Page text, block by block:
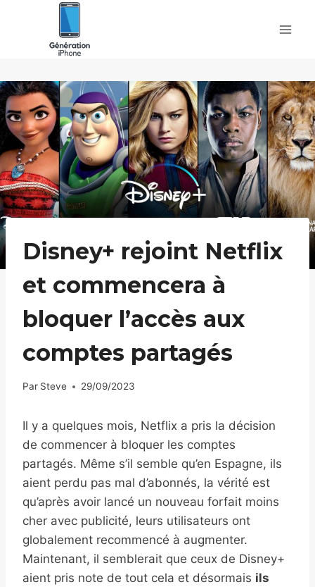
Disney+ rejoint Netflix
et commencera à
bloquer l’accès aux
comptes partagés
Par Steve 29/09/2023
Il y a quelques mois, Netflix a pris la décision
de commencer à bloquer les comptes
partagés. Même s’il semble qu’en Espagne, ils
aient perdu pas mal d’abonnés, la vérité est
qu’après avoir lancé un nouveau forfait moins
cher avec publicité, leurs utilisateurs ont
globalement recommencé à augmenter.
Maintenant, il semblerait que ceux de Disney+
aient pris note de tout cela et désormais ils